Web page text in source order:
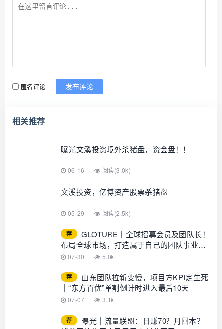
匿名评论 发布评论
相关推荐
曝光文溪投资境外杀猪盘，资金盘！！
06-16 阅读(3.0k)
文溪投资，亿博资产股票杀猪盘
05-29 阅读(2.5k)
荐
GLOTURE｜全球招募会员及团队长！
布局全球市场，打造属于自己的团队事业，
想增加收入？想打造团队？加入
07-30 5.0k
荐
山东团队拉新变慢，项目方KPI定生死
｜“东方百优”单割倒计时进入最后10天
07-07 3.1k
荐
曝光｜流量联盟：日赚70？月回本？